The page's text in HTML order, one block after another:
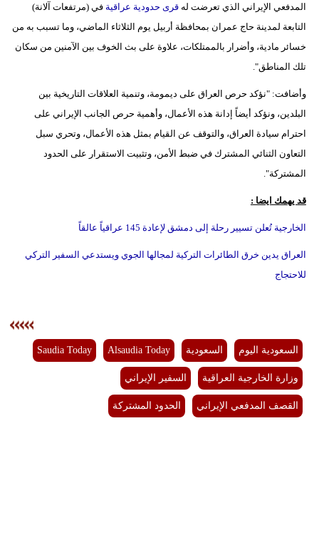
مدوَّنات
أبراج
سيارات
المدفعي الإيراني الذي تعرضت لهقرى حدودية عراقيةفي (مرتفعات آلانة)
التابعة لمدينة حاج عمران بمحافظة أربيل يوم الثلاثاء الماضي، وما تسبب به من
خسائر مادية، وأضرار بالممتلكات، علاوة على بث الخوف بين الآمنين من سكان
تلك المناطق".
وأضافت: "نؤكد حرص العراق على ديمومة، وتنمية العلاقات التاريخية بين
البلدين، ونؤكد أيضاً إدانة هذه الأعمال، وأهمية حرص الجانب الإيراني على
احترام سيادة العراق، والتوقف عن القيام بمثل هذه الأعمال، وتحري سبل
التعاون الثنائي المشترك في ضبط الأمن، وتثبيت الاستقرار على الحدود
المشتركة".
قد يهمك ايضا :
الخارجية تُعلن تسيير رحلة إلى دمشق لإعادة 145 عراقياً عالقاً
العراق يدين خرق الطائرات التركية لمجالها الجوي ويستدعي السفير التركي
للاحتجاج
السعودية اليوم السعودية Alsaudia Today
Saudia Today
وزارة الخارجية العراقية السفير الإيراني
القصف المدفعي الإيراني الحدود المشتركة